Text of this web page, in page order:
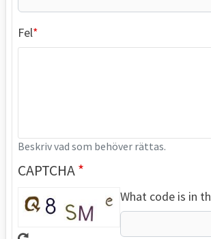
Fel
Beskriv vad som behöver rättas.
CAPTCHA
What code is in